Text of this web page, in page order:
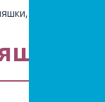
юла